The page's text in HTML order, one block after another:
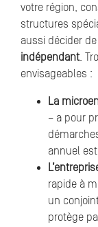
votre région,
structures
aussi décider de
indépendant.
envisageables :
La
– a pour
annuel
rapide à
un
protège